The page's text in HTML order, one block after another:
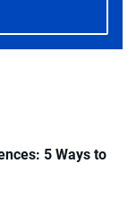
5 Ways to